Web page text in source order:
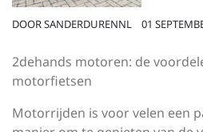
DOORSANDERDURENNL 01
2dehands motoren: de
motorfietsen
Motorrijden is voor velen een